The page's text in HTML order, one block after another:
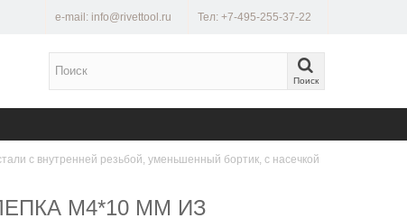
Тел: +7-495-255-37-22
e-mail: info@rivettool.ru
Поиск
с внутренней резьбой, уменьшенный бортик, с насечкой
M4*10 ММ ИЗ